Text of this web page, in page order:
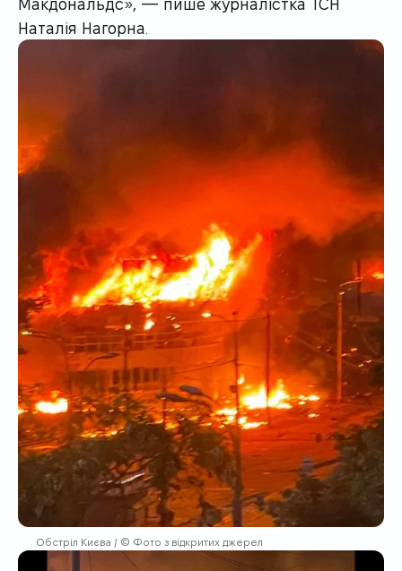
Наталія Нагорна.
Обстріл Києва / © Фото з відкритих джерел